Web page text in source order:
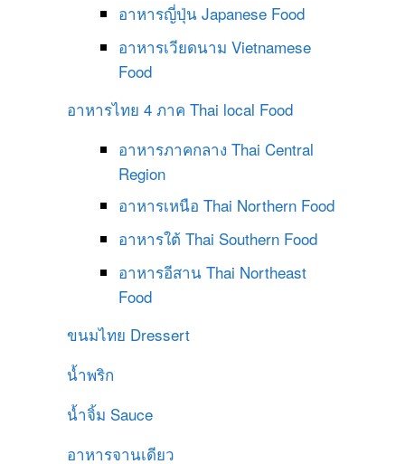
อาหารญี่ปุ่น Japanese Food
อาหารเวียดนาม Vietnamese
Food
อาหารไทย 4 ภาค Thai local Food
อาหารภาคกลาง Thai Central
Region
อาหารเหนือ Thai Northern Food
อาหารใต้ Thai Southern Food
อาหารอีสาน Thai Northeast
Food
ขนมไทย Dressert
น้ำพริก
น้ำจิ้ม Sauce
อาหารจานเดียว